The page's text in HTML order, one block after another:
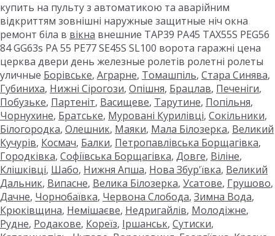
купить на пульту з автоматикою та аварійним
відкриттям зовнішні наружные защитные ніч окна
ремонт біла в вікна внешние TAP39 PA45 TAX55S PEG56
84 GG63s PA 55 PE77 SE45S SL100 ворота гаражні цена
церква двери день железные ролетів ролетні ролеты
уличные Борівське, Аграрне, Томашпіль, Стара Синява,
Губиниха, Нижні Сірогози, Опішня, Брацлав, Печеніги,
Побузьке, Партеніт, Васищеве, Тарутине, Попільня,
Чорнухине, Братське, Муровані Курилівці, Сокільники,
Білогородка, Олешник, Маяки, Мала Білозерка, Великий
Кучурів, Космач, Балки, Петропавлівська Борщагівка,
Городківка, Софіївська Борщагівка, Довге, Віліне,
Клішківці, Шабо, Нижня Апша, Нова Збур'ївка, Великий
Дальник, Випасне, Велика Білозерка, Усатове, Грушово,
Дачне, Чорнобаївка, Червона Слобода, Зимна Вода,
Крюківщина, Немішаєве, Недригайлів, Молодіжне,
Рудне, Родакове, Кореїз, Іршанськ, Сутиски,